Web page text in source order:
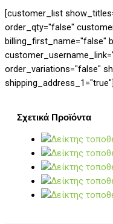
[customer_list
order_qty="false"
billing_first_name="false"
order_variations="false"
shipping_address_1="true"]
Σχετικά Προϊόντα